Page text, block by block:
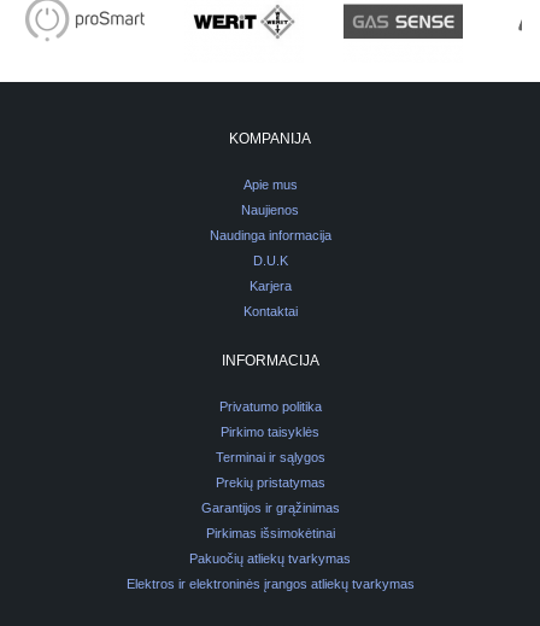
KOMPANIJA
Apie mus
Naujienos
Naudinga informacija
D.U.K
Karjera
Kontaktai
INFORMACIJA
Privatumo politika
Pirkimo taisyklės
Terminai ir sąlygos
Prekių pristatymas
Garantijos ir grąžinimas
Pirkimas išsimokėtinai
Pakuočių atliekų tvarkymas
Elektros ir elektroninės įrangos atliekų tvarkymas